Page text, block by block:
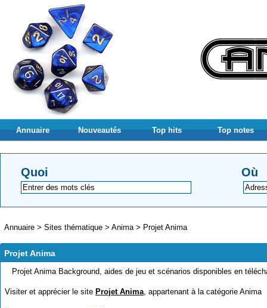
Annuaire Nouveautés Top hits Top notes
Quoi Où
Annuaire > Sites thématique > Anima> Projet Anima
Projet Anima
Projet Anima Background, aides de jeu et scénarios disponibles en
Visiter et apprécier le site Projet Anima, appartenant à la catégorie Anima